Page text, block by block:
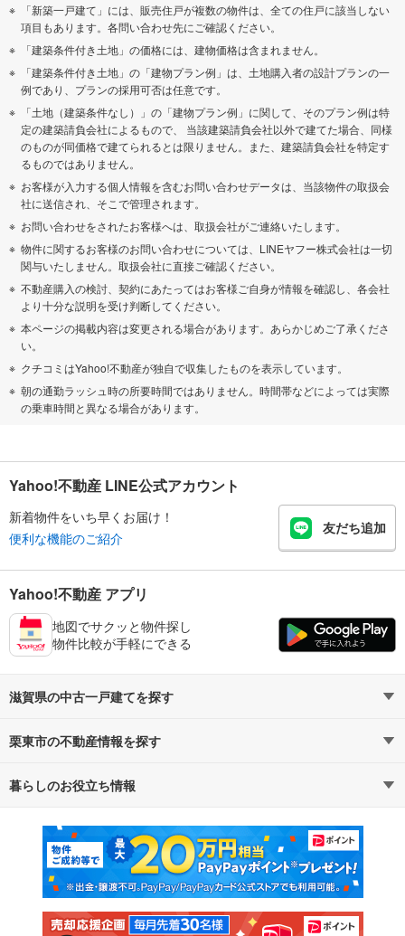
「新築一戸建て」には、販売住戸が複数の物件は、全ての住戸に該当しない
項目もあります。各問い合わせ先にご確認ください。
「建築条件付き土地」の価格には、建物価格は含まれません。
「建築条件付き土地」の「建物プラン例」は、土地購入者の設計プランの一
例であり、プランの採用可否は任意です。
「土地（建築条件なし）」の「建物プラン例」に関して、そのプラン例は特
定の建築請負会社によるもので、 当該建築請負会社以外で建てた場合、同様
のものが同価格で建てられるとは限りません。また、建築請負会社を特定す
るものではありません。
お客様が入力する個人情報を含むお問い合わせデータは、当該物件の取扱会
社に送信され、そこで管理されます。
お問い合わせをされたお客様へは、取扱会社がご連絡いたします。
物件に関するお客様のお問い合わせについては、LINEヤフー株式会社は一切
関与いたしません。取扱会社に直接ご確認ください。
不動産購入の検討、契約にあたってはお客様ご自身が情報を確認し、各会社
より十分な説明を受け判断してください。
本ページの掲載内容は変更される場合があります。あらかじめご了承くださ
い。
クチコミはYahoo!不動産が独自で収集したものを表示しています。
朝の通勤ラッシュ時の所要時間ではありません。時間帯などによっては実際
の乗車時間と異なる場合があります。
Yahoo!不動産 LINE公式アカウント
新着物件をいち早くお届け！
便利な機能のご紹介
友だち追加
Yahoo!不動産 アプリ
地図でサクッと物件探し
物件比較が手軽にできる
滋賀県の中古一戸建てを探す
路線・駅から探す
通勤・通学時間から探す
栗東市の不動産情報を探す
不動産・住宅
新築マンション 中古マンション
新築一戸建て 中古一戸建て
注文住宅 土地
暮らしのお役立ち情報
マンションカタログ 教えて！住まいの先生